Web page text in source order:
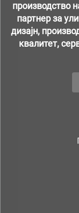
производство
партнер за
дизајн,
квалитет,